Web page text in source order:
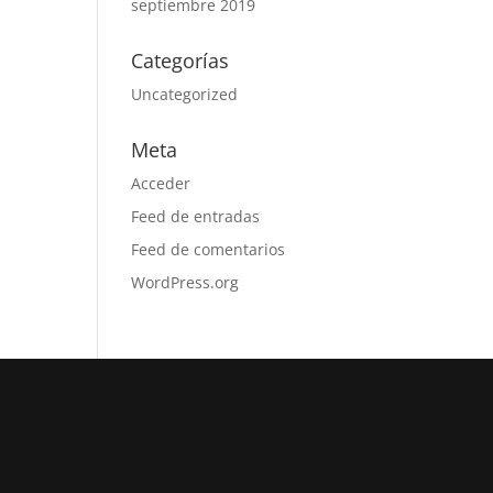
septiembre 2019
Categorías
Uncategorized
Meta
Acceder
Feed de entradas
Feed de comentarios
WordPress.org